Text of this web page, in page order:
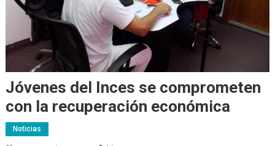
Jóvenes del Inces se comprometen
con la recuperación económica
Noticias